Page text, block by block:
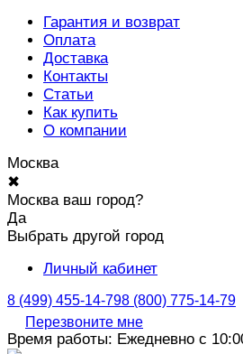
Гарантия и возврат
Оплата
Доставка
Контакты
Статьи
Как купить
О компании
Москва
✖
Москва ваш город?
Да
Выбрать другой город
Личный кабинет
8 (499) 455-14-798 (800) 775-14-79
Перезвоните мне
Время работы: Ежедневно с